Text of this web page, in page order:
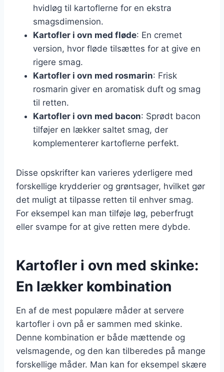
hvidløg til kartoflerne for en ekstra
smagsdimension.
Kartofler i ovn med fløde: En cremet
version, hvor fløde tilsættes for at give en
rigere smag.
Kartofler i ovn med rosmarin: Frisk
rosmarin giver en aromatisk duft og smag
til retten.
Kartofler i ovn med bacon: Sprødt bacon
tilføjer en lækker saltet smag, der
komplementerer kartoflerne perfekt.
Disse opskrifter kan varieres yderligere med
forskellige krydderier og grøntsager, hvilket gør
det muligt at tilpasse retten til enhver smag.
For eksempel kan man tilføje løg, peberfrugt
eller svampe for at give retten mere dybde.
Kartofler i ovn med skinke:
En lækker kombination
En af de mest populære måder at servere
kartofler i ovn på er sammen med skinke.
Denne kombination er både mættende og
velsmagende, og den kan tilberedes på mange
forskellige måder. Man kan for eksempel skære